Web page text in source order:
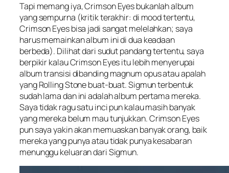
Tapi memang iya,Crimson Eyesbukanlah album
yang sempurna (kritik terakhir: di moodtertentu,
Crimson Eyesbisa jadi sangat melelahkan; saya
harus memainkan album ini di dua keadaan
berbeda). Dilihat dari sudut pandang tertentu, saya
berpikir kalauCrimson Eyesitu lebih menyerupai
album transisi dibandingmagnum opusatau apalah
yang Rolling Stone buat-buat. Sigmun terbentuk
sudah lama dan ini adalah album pertama mereka.
Saya tidak ragu satu inci pun kalau masih banyak
yang mereka belum mau tunjukkan.Crimson Eyes
pun saya yakin akan memuaskan banyak orang, baik
mereka yang punya atau tidak punya kesabaran
menunggu keluaran dari Sigmun.